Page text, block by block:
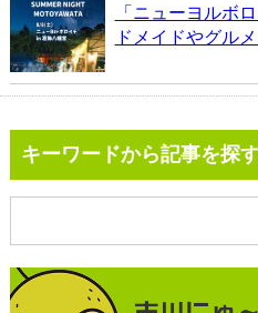
「ニューヨルボ
ドメイドやグル
キーワードから記事を探